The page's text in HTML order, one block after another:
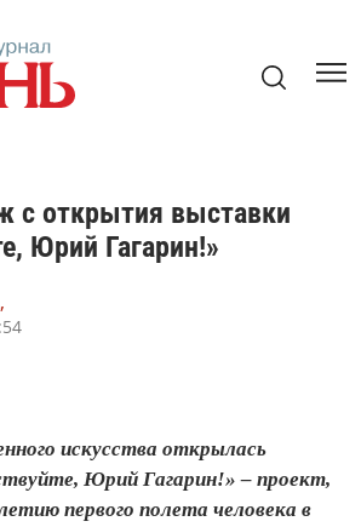
с открытия выставки
Юрий Гагарин!»
искусства открылась
Юрий Гагарин!» – проект,
первого полета человека в